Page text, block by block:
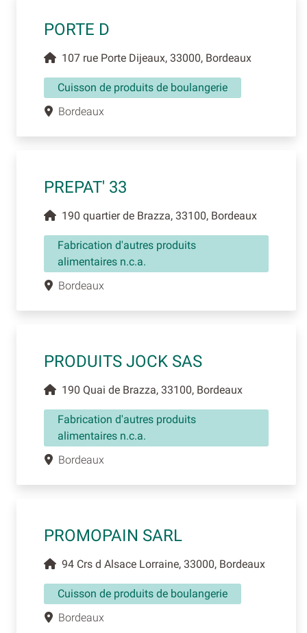
PORTE D
107 rue Porte Dijeaux, 33000, Bordeaux
Cuisson de produits de boulangerie
Bordeaux
PREPAT' 33
190 quartier de Brazza, 33100, Bordeaux
Fabrication d'autres produits
alimentaires n.c.a.
Bordeaux
PRODUITS JOCK SAS
190 Quai de Brazza, 33100, Bordeaux
Fabrication d'autres produits
alimentaires n.c.a.
Bordeaux
PROMOPAIN SARL
94 Crs d Alsace Lorraine, 33000, Bordeaux
Cuisson de produits de boulangerie
Bordeaux